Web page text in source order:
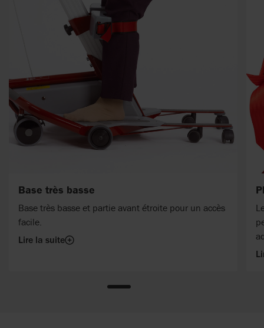
Base très basse
Base très basse et partie avant étroite pour un accès
facile.
Lire la suite